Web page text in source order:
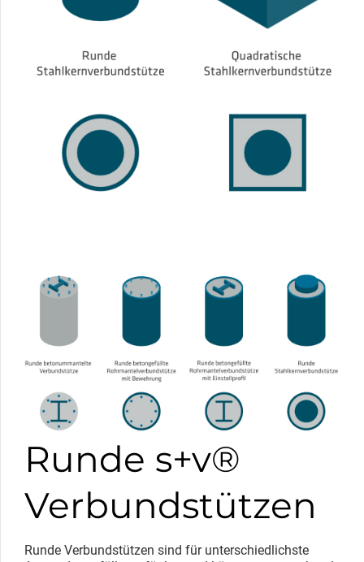
Runde s+v®
Verbundstützen
Runde Verbundstützen sind für unterschiedlichste